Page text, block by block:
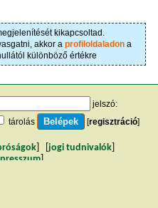
kikapcsoltad.
akkor a profiloldaladona
különböző értékre
jelszó:
tárolás
[regisztráció]
jogi tudnivalók
]